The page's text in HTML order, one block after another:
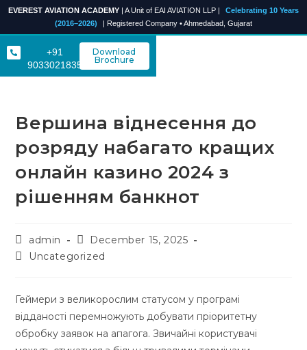
EVEREST AVIATION ACADEMY | A Unit of EAI AVIATION LLP |
Celebrating 10 Years
(2016–2026)
| Registered Company • Ahmedabad, Gujarat
+91
9033021835
Download
Brochure
Вершина віднесення до
розряду набагато кращих
онлайн казино 2024 з
рішенням банкнот
admin
December 15, 2025
Uncategorized
Геймери з великорослим статусом у програмі
відданості перемножують добувати пріоритетну
обробку заявок на апагога. Звичайні користувачі